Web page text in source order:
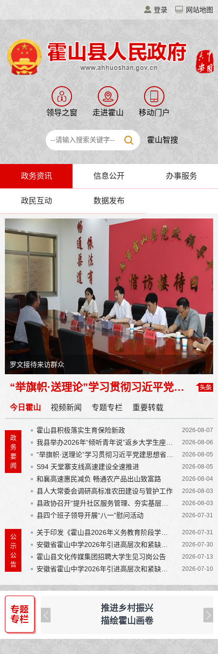
登录 网站地图
领导之窗 走进霍山 移动门户
霍山智搜
政务资讯 信息公开 办事服务
政民互动 数据发布
S94 天堂寨支线高速建设全速推进
罗文接待来访群众
县委书记领衔督办重点提案协商会暨县政协常委专题协商会召开
“举旗帜·送理论”学习贯彻习近平党建思想省级层面专题宣讲暨县委理论学习中心组（扩大）学习会举行
县四个班子领导开展“八一”慰问活动
罗文接待来访群众
县委书记领衔督办重点提案协商会暨县政协常委专题协商会召开
全县招商引资工作调度会召开
“举旗帜·送理论”学习贯彻习近平党建思想省级层面专题宣讲暨县委理论学习中心组（扩大）学习会举行
县四个班子领导开展“八一”慰问活动
罗文接待来访群众
县委书记领衔督办重点提案协商会暨县政协常委专题协商会召开
全县招商引资工作调度会召开
今日霍山 视频新闻 专题专栏 重要转载
政
务
要
闻
霍山县积极落实生育保险新政 2026-08-07
我县举办2026年“倾听青年说”返乡大学生座谈会 2026-08-06
“举旗帜·送理论”学习贯彻习近平党建思想省级层面专题宣讲暨县委理论学习中心组（扩大）学习会举行 2026-08-05
S94 天堂寨支线高速建设全速推进 2026-08-05
和襄高速惠民减负 畅通农产品出山致富路 2026-08-04
县人大常委会调研高标准农田建设与管护工作 2026-08-03
县政协召开“提升社区服务管理、夯实基层治理根基”对口协商会 2026-08-03
县四个班子领导开展“八一”慰问活动 2026-07-31
公
示
公
告
关于印发《霍山县2026年义务教育阶段学校招生入学工作方案》的通知 2026-07-31
安徽省霍山中学2026年引进高层次和紧缺教师拟聘人员公示 2026-07-30
霍山县文化传媒集团招聘大学生见习岗公告 2026-07-13
安徽省霍山中学2026年引进高层次和紧缺教师体检考察公告 2026-07-10
推进乡村振兴
描绘霍山画卷